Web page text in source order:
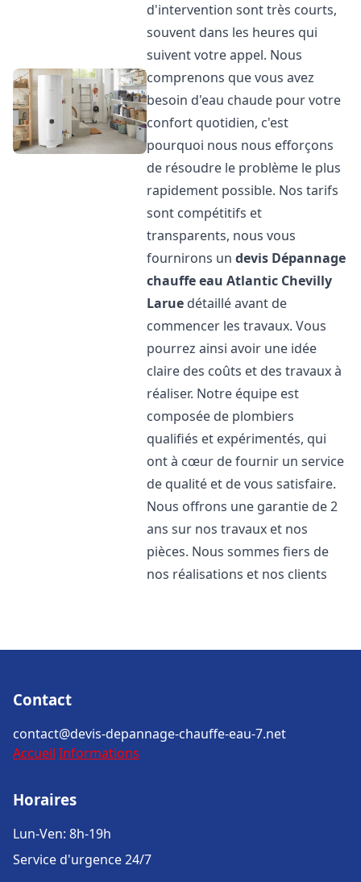
d'intervention sont très courts,
souvent dans les heures qui
suivent votre appel. Nous
comprenons que vous avez
besoin d'eau chaude pour votre
confort quotidien, c'est
pourquoi nous nous efforçons
de résoudre le problème le plus
rapidement possible. Nos tarifs
sont compétitifs et
transparents, nous vous
fournirons undevis Dépannage
chauffe eau Atlantic Chevilly
Larue détaillé avant de
commencer les travaux. Vous
pourrez ainsi avoir une idée
claire des coûts et des travaux à
réaliser. Notre équipe est
composée de plombiers
qualifiés et expérimentés, qui
ont à cœur de fournir un service
de qualité et de vous satisfaire.
Nous offrons une garantie de 2
ans sur nos travaux et nos
pièces. Nous sommes fiers de
nos réalisations et nos clients
Contact
contact@devis-depannage-chauffe-eau-7.net
Accueil Informations
Horaires
Lun-Ven: 8h-19h
Service d'urgence 24/7